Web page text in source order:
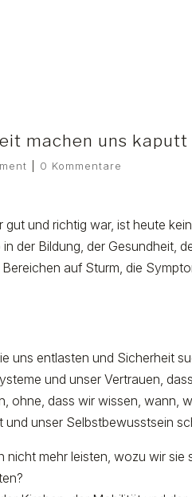
machen uns
0 Kommentare
und richtig war, ist heute
der Bildung, der Gesundheit,
auf Sturm, die
uns entlasten und Sicherheit
und unser Vertrauen,
ohne, dass wir wissen, wann,
und unser Selbstbewusstsein
mehr leisten, wozu wir sie